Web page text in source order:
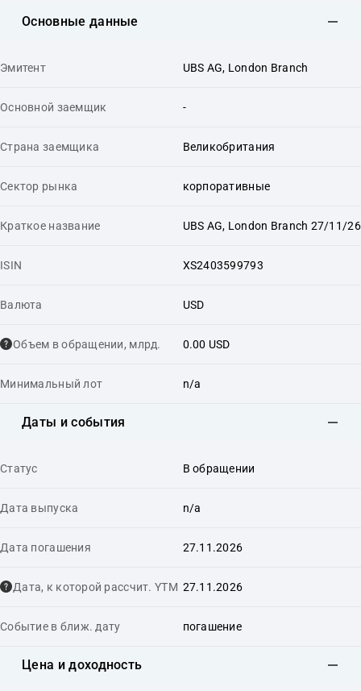
Основные данные
Эмитент UBS AG, London Branch
Основной заемщик -
Страна заемщика Великобритания
Сектор рынка корпоративные
Краткое название UBS AG, London Branch 27/11/26
ISIN XS2403599793
Валюта USD
Объем в обращении, млрд. 0.00 USD
Минимальный лот n/a
Даты и события
Статус В обращении
Дата выпуска n/a
Дата погашения 27.11.2026
Дата, к которой рассчит. YTM 27.11.2026
Событие в ближ. дату погашение
Цена и доходность